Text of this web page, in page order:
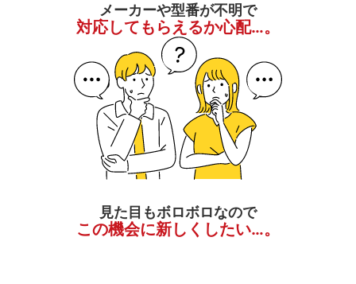
メーカーや型番が不明で
対応してもらえるか心配…。
見た目もボロボロなので
この機会に新しくしたい…。